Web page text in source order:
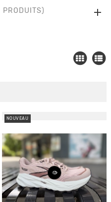
NOUVEAU